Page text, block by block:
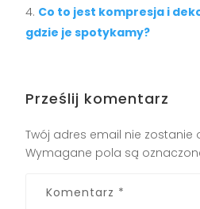
Co to jest kompresja i
gdzie je spotykamy?
Prześlij komentarz
Twój adres email nie zostanie
Wymagane pola są